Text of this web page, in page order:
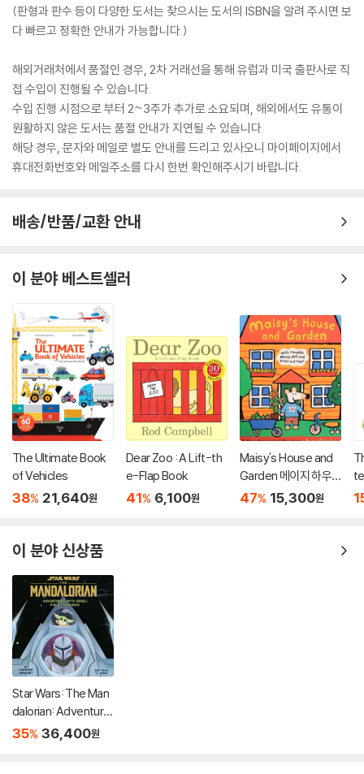
(판형과 판수 등이 다양한 도서는 찾으시는 도서의 ISBN을 알려 주시면 보
다 빠르고 정확한 안내가 가능합니다.)
해외거래처에서 품절인 경우, 2차 거래선을 통해 유럽과 미국 출판사로 직
접 수입이 진행될 수 있습니다.
수입 진행 시점으로 부터 2~3주가 추가로 소요되며, 해외에서도 유통이
원활하지 않은 도서는 품절 안내가 지연될 수 있습니다.
해당 경우, 문자와 메일로 별도 안내를 드리고 있사오니 마이페이지에서
휴대전화번호와 메일주소를 다시 한번 확인해주시기 바랍니다.
배송/반품/교환 안내
이 분야 베스트셀러
The Ultimate Book
of Vehicles
38% 21,640원
Dear Zoo : A Lift-th
e-Flap Book
41% 6,100원
Maisy's House and
Garden 메이지 하우
스 앤 가든 팝업북
47% 15,300원
이 분야 신상품
Star Wars: The Man
dalorian: Adventure
s with Grogu: Pop-
35% 36,400원